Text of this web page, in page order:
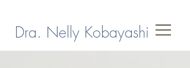
Dra. Nelly Kobayashi